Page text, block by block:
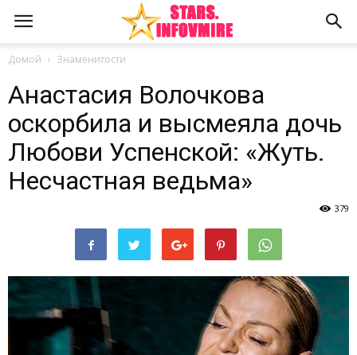
Домой Знаменитости
Анастасия Волочкова
оскорбила и высмеяла дочь
Любови Успенской: «Жуть.
Несчастная ведьма»
379